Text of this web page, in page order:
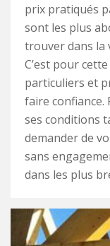
prix pratiqués
sont les plus
trouver dans la
C’est pour
particuliers et
faire confiance.
ses conditions
demander de
sans
dans les plus